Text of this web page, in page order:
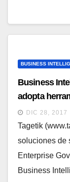
BUSINESS
Business
adopta
reporting y
DIC 28, 2017
Tagetik
soluciones de
Enterprise
Business